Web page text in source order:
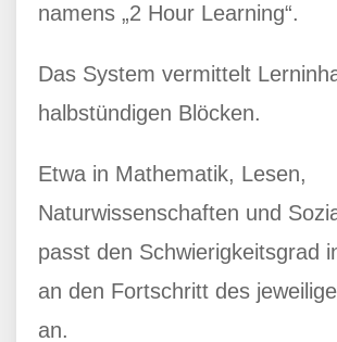
namens „2 Hour Learning“.
Das System vermittelt
halbstündigen Blöcken.
Etwa in Mathematik, Lesen,
Naturwissenschaften und
passt den Schwierigkeitsgrad
an den Fortschritt des
an.